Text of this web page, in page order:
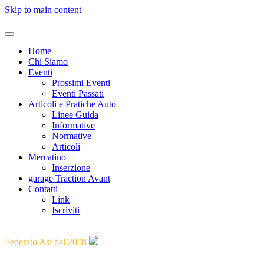
Skip to main content
Home
Chi Siamo
Eventi
Prossimi Eventi
Eventi Passati
Articoli e Pratiche Auto
Linee Guida
Informative
Normative
Articoli
Mercatino
Inserzione
garage Traction Avant
Contatti
Link
Iscriviti
Federato Asi dal 2008